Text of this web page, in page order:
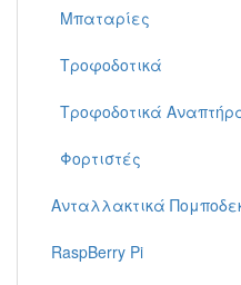
Μπαταρίες
Τροφοδοτικά
Τροφοδοτικά
Φορτιστές
Ανταλλακτικά
RaspBerry Pi